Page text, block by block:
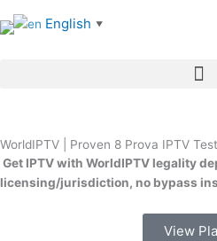
to
WorldIPTV | Proven 8 Prova IPTV
Get IPTV with WorldIPTV legality
licensing/jurisdiction, no bypass
View
English ▼